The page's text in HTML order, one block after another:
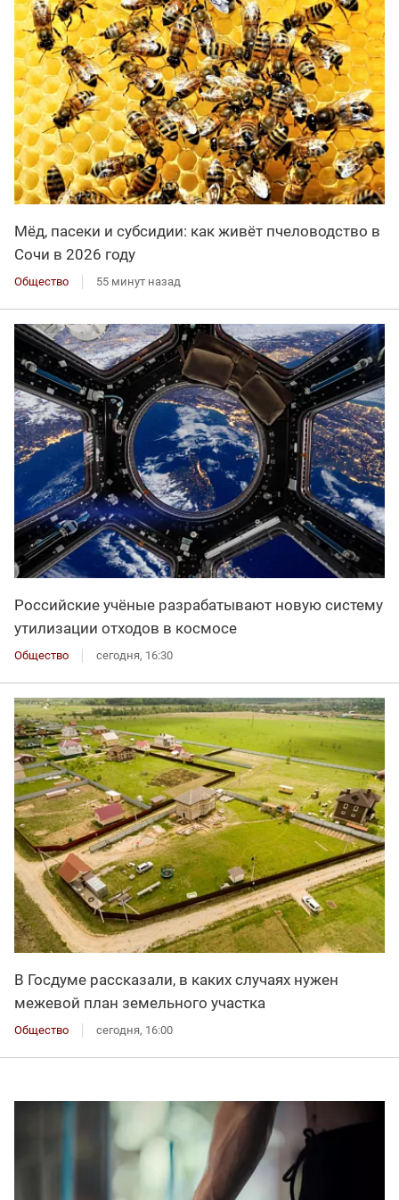
Мёд, пасеки и субсидии: как живёт пчеловодство в
Сочи в 2026 году
Общество 55 минут назад
Российские учёные разрабатывают новую систему
утилизации отходов в космосе
Общество сегодня, 16:30
В Госдуме рассказали, в каких случаях нужен
межевой план земельного участка
Общество сегодня, 16:00